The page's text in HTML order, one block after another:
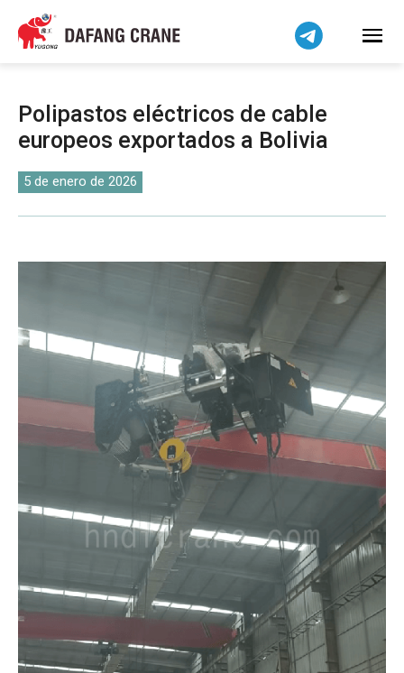
Polipastos eléctricos de cable
europeos exportados a Bolivia
5 de enero de 2026
Bahasa Indonesia
Bahasa Melayu
বাংলা
فارسی
Pilipino
اردو
Čeština
Kiswahili
Dansk
O‘zbekcha